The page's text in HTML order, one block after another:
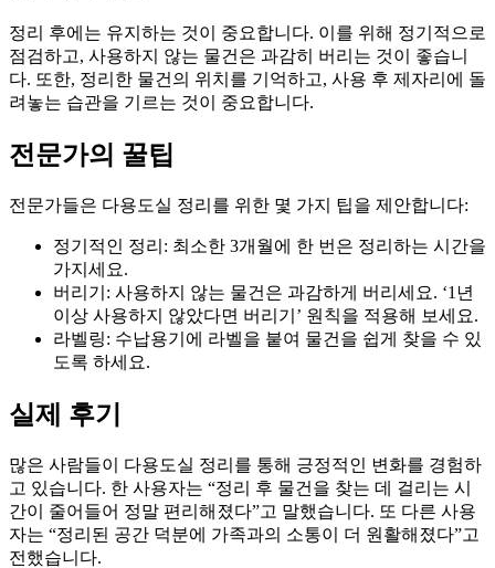
정리 후에는 유지하는 것이 중요합니다. 이를 위해 정기적으로
점검하고, 사용하지 않는 물건은 과감히 버리는 것이 좋습니
다. 또한, 정리한 물건의 위치를 기억하고, 사용 후 제자리에 돌
려놓는 습관을 기르는 것이 중요합니다.
전문가의 꿀팁
전문가들은 다용도실 정리를 위한 몇 가지 팁을 제안합니다:
정기적인 정리: 최소한 3개월에 한 번은 정리하는 시간을
가지세요.
버리기: 사용하지 않는 물건은 과감하게 버리세요. ‘1년
이상 사용하지 않았다면 버리기’ 원칙을 적용해 보세요.
라벨링: 수납용기에 라벨을 붙여 물건을 쉽게 찾을 수 있
도록 하세요.
실제 후기
많은 사람들이 다용도실 정리를 통해 긍정적인 변화를 경험하
고 있습니다. 한 사용자는 “정리 후 물건을 찾는 데 걸리는 시
간이 줄어들어 정말 편리해졌다”고 말했습니다. 또 다른 사용
자는 “정리된 공간 덕분에 가족과의 소통이 더 원활해졌다”고
전했습니다.